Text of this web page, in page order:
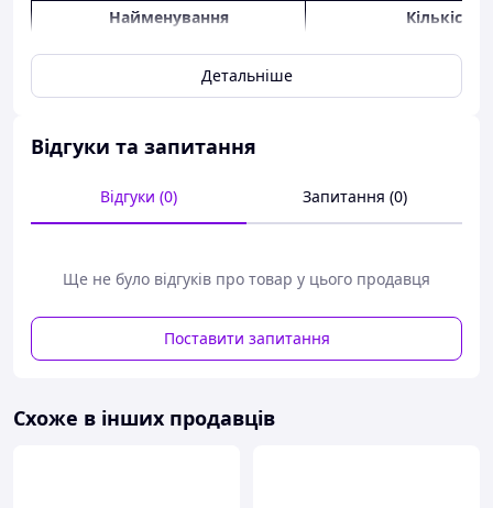
Найменування
Кількість
Набір прокладок ПД-10 (з ГБЦ)
1 шт
(Номінал)
(Номінал)
Кільця стопорні пальці ПД-10
2 шт
Детальніше
Відгуки та запитання
Відгуки (0) Запитання (0)
Ще не було відгуків про товар у цього продавця
Поставити запитання
Схоже в інших продавців